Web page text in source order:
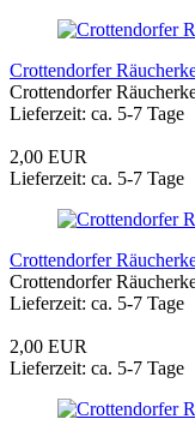
Crottendorfer
Crottendorfer
Lieferzeit: ca. 5-7 Tage
2,00 EUR
Lieferzeit: ca. 5-7 Tage
Crottendorfer
Crottendorfer
Lieferzeit: ca. 5-7 Tage
2,00 EUR
Lieferzeit: ca. 5-7 Tage